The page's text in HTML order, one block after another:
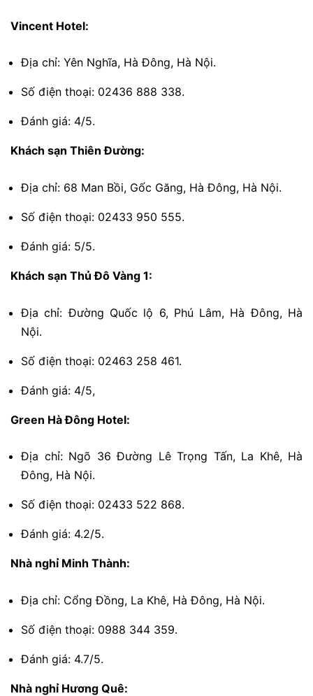
Vincent Hotel:
Địa chỉ: Yên Nghĩa, Hà Đông, Hà Nội.
Số điện thoại: 02436 888 338.
Đánh giá: 4/5.
Khách sạn Thiên Đường:
Địa chỉ: 68 Man Bồi, Gốc Găng, Hà Đông, Hà Nội.
Số điện thoại: 02433 950 555.
Đánh giá: 5/5.
Khách sạn Thủ Đô Vàng 1:
Địa chỉ: Đường Quốc lộ 6, Phú Lâm, Hà Đông, Hà
Nội.
Số điện thoại: 02463 258 461.
Đánh giá: 4/5,
Green Hà Đông Hotel:
Địa chỉ: Ngõ 36 Đường Lê Trọng Tấn, La Khê, Hà
Đông, Hà Nội.
Số điện thoại: 02433 522 868.
Đánh giá: 4.2/5.
Nhà nghỉ Minh Thành:
Địa chỉ: Cổng Đồng, La Khê, Hà Đông, Hà Nội.
Số điện thoại: 0988 344 359.
Đánh giá: 4.7/5.
Nhà nghỉ Hương Quê: